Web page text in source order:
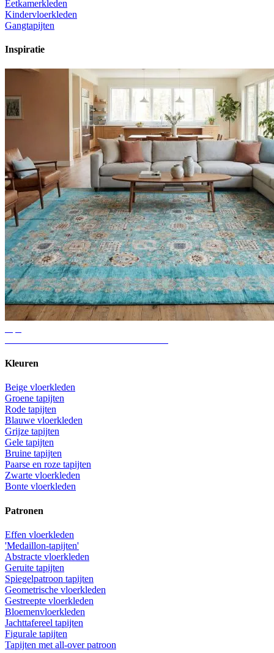
Eetkamerkleden
Kindervloerkleden
Gangtapijten
Inspiratie
Kleuren
Beige vloerkleden
Groene tapijten
Rode tapijten
Blauwe vloerkleden
Grijze tapijten
Gele tapijten
Bruine tapijten
Paarse en roze tapijten
Zwarte vloerkleden
Bonte vloerkleden
Patronen
Effen vloerkleden
'Medaillon-tapijten'
Abstracte vloerkleden
Geruite tapijten
Spiegelpatroon tapijten
Geometrische vloerkleden
Gestreepte vloerkleden
Bloemenvloerkleden
Jachttafereel tapijten
Figurale tapijten
Tapijten met all-over patroon